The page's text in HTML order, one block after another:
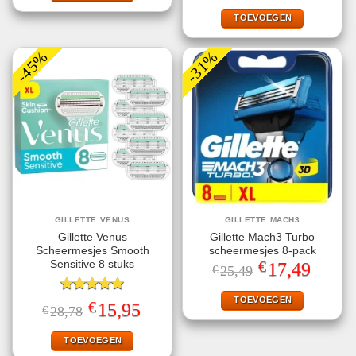
was:
€24,99.
TOEVOEGEN
-45%
GILLETTE VENUS
Gillette Venus
Scheermesjes Smooth
Sensitive 8 stuks
Gewaardeerd
5.00uit 5
€28,78 Oorspronkelijke
prijs
was:
€28,78.
€15,95prijs
TOEVOEGEN
-31%
GILLETTE MACH3
Gillette Mach3 Turbo
scheermesjes 8-pack
€25,49 Oorspronkelijke
prijs
was:
€25,49.
€17,49Huidige
prijs
TOEVOEGEN